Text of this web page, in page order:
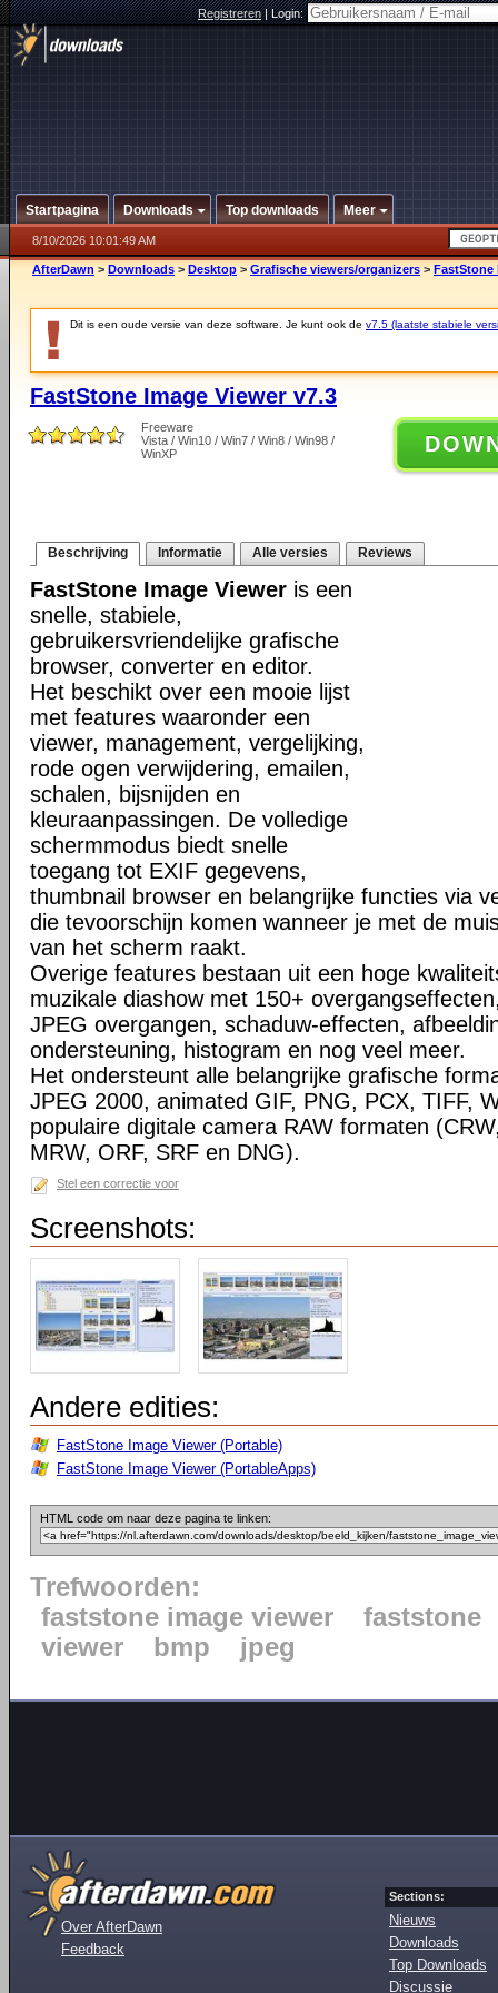
Registreren|Login:
Startpagina Downloads Top downloads Meer
8/10/2026 10:01:49 AM
AfterDawn > Downloads > Desktop > Grafische viewers/organizers > FastStone
Dit is een oude versie van deze software. Je kunt ook de v7.5 (laatste stabiele
FastStone Image Viewer v7.3
Freeware
Vista / Win10 / Win7 / Win8 / Win98 /
WinXP
Beschrijving Informatie Alle versies Reviews
FastStone Image Viewer is een
snelle, stabiele,
gebruikersvriendelijke grafische
browser, converter en editor.
Het beschikt over een mooie lijst
met features waaronder een
viewer, management, vergelijking,
rode ogen verwijdering, emailen,
schalen, bijsnijden en
kleuraanpassingen. De volledige
schermmodus biedt snelle
toegang tot EXIF gegevens,
thumbnail browser en belangrijke functies via
die tevoorschijn komen wanneer je met de
van het scherm raakt.
Overige features bestaan uit een hoge
muzikale diashow met 150+
JPEG overgangen, schaduw-effecten,
ondersteuning, histogram en nog veel meer.
Het ondersteunt alle belangrijke grafische
JPEG 2000, animated GIF, PNG, PCX, TIFF,
populaire digitale camera RAW formaten
MRW, ORF, SRF en DNG).
Stel een correctie voor
Screenshots:
Andere edities:
FastStone Image Viewer (Portable)
FastStone Image Viewer (PortableApps)
HTML code om naar deze pagina te linken:
Trefwoorden:
faststone image viewer
faststone
viewer
bmp jpeg
Over AfterDawn
Feedback
Sections:
Nieuws
Downloads
Top Downloads
Discussie